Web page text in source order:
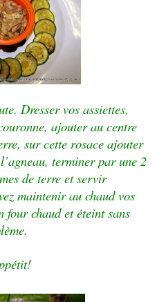
Dresser vos assiettes,
ajouter au centre
sur cette rosace ajouter
terminer par une 2
de terre et servir
maintenir au chaud vos
four chaud et éteint sans